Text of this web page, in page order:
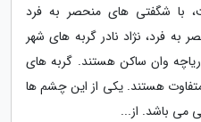
با شگفتی های منحصر به فرد
فرد، نژاد نادر گربه های شهر
وان ساکن هستند. گربه های
هستند. یکی از این چشم ها
می باشد. از...